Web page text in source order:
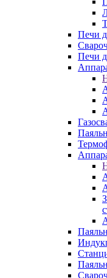
Печи
Печи